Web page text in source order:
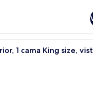
Camas con
1 cama King size,